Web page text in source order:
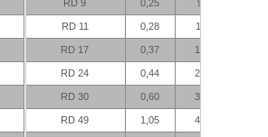
RD 9 0,25 900
RD 11 0,28 1100
RD 17 0,37 1700
RD 24 0,44 2400
RD 30 0,60 3000
RD 49 1,05 4900